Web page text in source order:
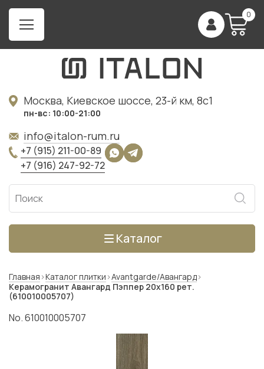
0
Москва, Киевское шоссе, 23-й км, 8с1
пн-вс: 10:00-21:00
info@italon-rum.ru
+7 (915) 211-00-89
+7 (916) 247-92-72
Каталог
Главная Каталог плитки Avantgarde/Авангард
Керамогранит Авангард Пэппер 20x160 рет.
(610010005707)
No. 610010005707